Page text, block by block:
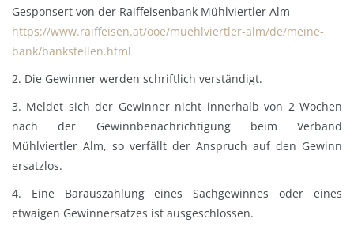
Gesponsert von der Raiffeisenbank Mühlviertler Alm
https://www.raiffeisen.at/ooe/muehlviertler-alm/de/meine-
bank/bankstellen.html
2. Die Gewinner werden schriftlich verständigt.
3. Meldet sich der Gewinner nicht innerhalb von 2 Wochen
nach der Gewinnbenachrichtigung beim Verband
Mühlviertler Alm, so verfällt der Anspruch auf den Gewinn
ersatzlos.
4. Eine Barauszahlung eines Sachgewinnes oder eines
etwaigen Gewinnersatzes ist ausgeschlossen.